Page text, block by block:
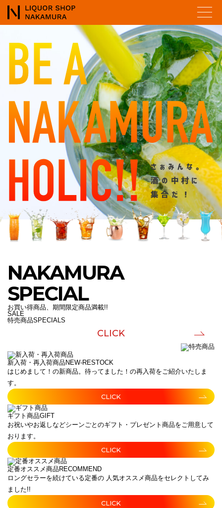
NAKAMURA
SPECIAL
お買い得商品、期間限定商品満載!!
SALE
特売商品SPECIALS
CLICK
新入荷・再入荷商品 NEW-RESTOCK
はじめまして！の新商品。待ってました！の再入荷をご紹介いたしま
す。
CLICK
ギフト商品GIFT
お祝いやお返しなどシーンごとのギフト・プレゼント商品をご用意して
おります。
CLICK
定番オススメ商品 RECOMMEND
ロングセラーを続けている定番の 人気オススメ商品をセレクトしてみ
ました!!
CLICK